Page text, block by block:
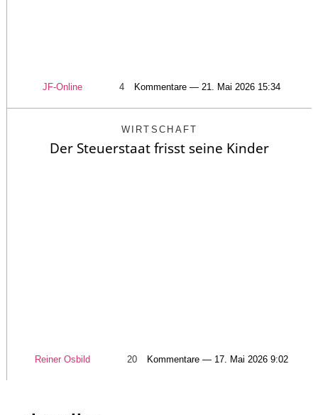
JF-Online 4 Kommentare — 21. Mai 2026 15:34
WIRTSCHAFT
Der Steuerstaat frisst seine Kinder
Reiner Osbild 20 Kommentare — 17. Mai 2026 9:02